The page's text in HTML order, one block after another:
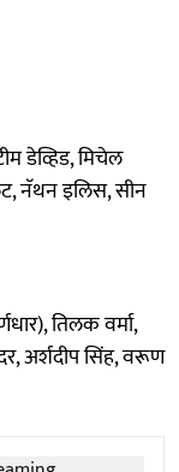
डेव्हिड, मिचेल
नॅथन इलिस, सीन
तिलक वर्मा,
अर्शदीप सिंह, वरूण